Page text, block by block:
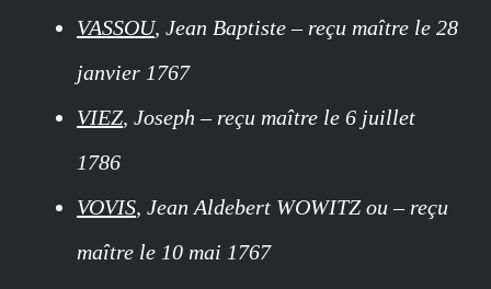
VASSOU, Jean Baptiste – reçu maître le 28
janvier 1767
VIEZ, Joseph – reçu maître le 6 juillet
1786
VOVIS, Jean Aldebert WOWITZ ou – reçu
maître le 10 mai 1767